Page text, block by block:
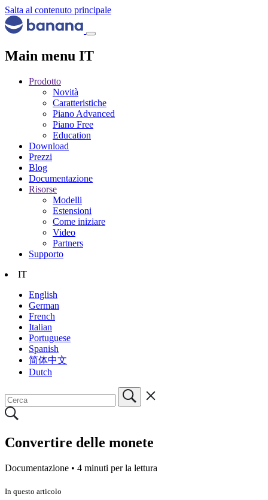
Salta al contenuto principale
Main menu IT
Prodotto
Novità
Caratteristiche
Piano Advanced
Piano Free
Education
Download
Prezzi
Blog
Documentazione
Risorse
Modelli
Estensioni
Come iniziare
Video
Partners
Supporto
IT
English
German
French
Italian
Portuguese
Spanish
简体中文
Dutch
Convertire delle monete
Documentazione • 4 minuti per la lettura
In questo articolo